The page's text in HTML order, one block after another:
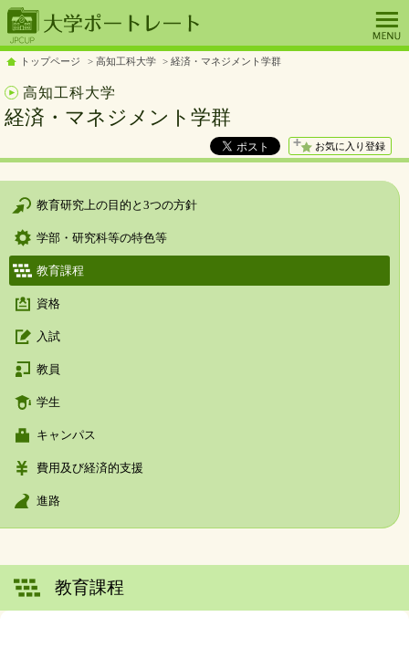
トップページ 高知工科大学 経済・マネジメント学群
高知工科大学
経済・マネジメント学群
お気に入り登録
教育研究上の目的と3つの方針
学部・研究科等の特色等
教育課程
資格
入試
教員
学生
キャンパス
費用及び経済的支援
進路
教育課程